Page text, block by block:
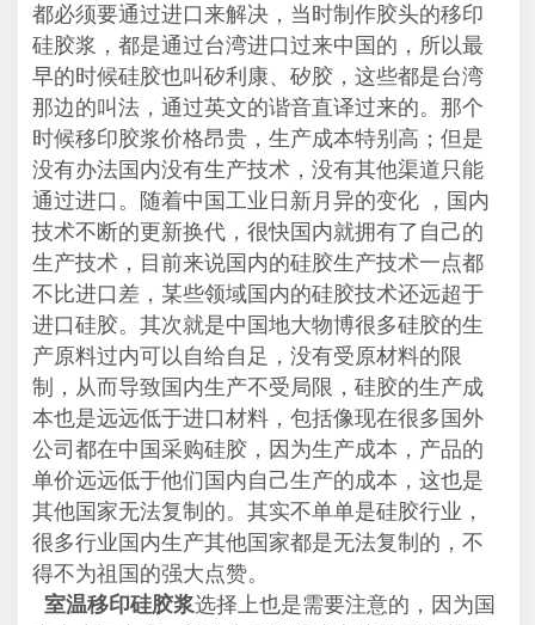
都必须要通过进口来解决，当时制作胶头的移印
硅胶浆，都是通过台湾进口过来中国的，所以最
早的时候硅胶也叫矽利康、矽胶，这些都是台湾
那边的叫法，通过英文的谐音直译过来的。那个
时候移印胶浆价格昂贵，生产成本特别高；但是
没有办法国内没有生产技术，没有其他渠道只能
通过进口。随着中国工业日新月异的变化 ，国内
技术不断的更新换代，很快国内就拥有了自己的
生产技术，目前来说国内的硅胶生产技术一点都
不比进口差，某些领域国内的硅胶技术还远超于
进口硅胶。其次就是中国地大物博很多硅胶的生
产原料过内可以自给自足，没有受原材料的限
制，从而导致国内生产不受局限，硅胶的生产成
本也是远远低于进口材料，包括像现在很多国外
公司都在中国采购硅胶，因为生产成本，产品的
单价远远低于他们国内自己生产的成本，这也是
其他国家无法复制的。其实不单单是硅胶行业，
很多行业国内生产其他国家都是无法复制的，不
得不为祖国的强大点赞。
室温移印硅胶浆选择上也是需要注意的，因为国